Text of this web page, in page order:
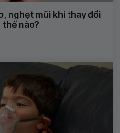
nghẹt mũi khi thay đổi
nào?